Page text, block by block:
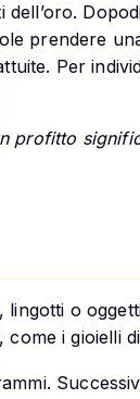
prendere
Per
profitto
o
i gioielli